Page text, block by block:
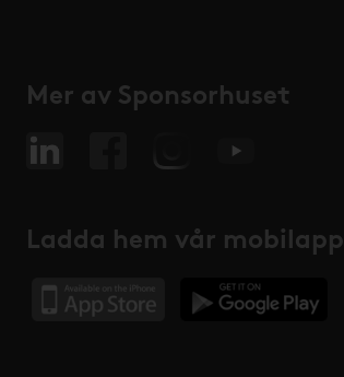
Mer av Sponsorhuset
Ladda hem vår mobilapp